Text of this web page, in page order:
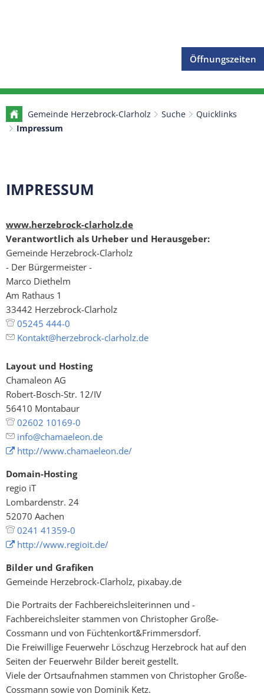
Öffnungszeiten
Gemeinde Herzebrock-Clarholz Suche
Quicklinks
Impressum
Impressum
IMPRESSUM
www.herzebrock-clarholz.de
Verantwortlich als Urheber und Herausgeber:
Gemeinde Herzebrock-Clarholz
- Der Bürgermeister -
Marco Diethelm
Am Rathaus 1
33442 Herzebrock-Clarholz
05245 444-0
Kontakt@herzebrock-clarholz.de
Layout und Hosting
Chamaleon AG
Robert-Bosch-Str. 12/IV
56410 Montabaur
02602 10169-0
info@chamaeleon.de
http://www.chamaeleon.de/
Domain-Hosting
regio iT
Lombardenstr. 24
52070 Aachen
0241 41359-0
http://www.regioit.de/
Bilder und Grafiken
Gemeinde Herzebrock-Clarholz, pixabay.de
Die Portraits der Fachbereichsleiterinnen und -
Fachbereichsleiter stammen von Christopher Große-
Cossmann und von Füchtenkort&Frimmersdorf.
Die Freiwillige Feuerwehr Löschzug Herzebrock hat auf den
Seiten der Feuerwehr Bilder bereit gestellt.
Viele der Ortsaufnahmen stammen von Christopher Große-
Cossmann sowie von Dominik Ketz.